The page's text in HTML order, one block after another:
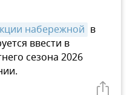
набережной в
ввести в
сезона 2026